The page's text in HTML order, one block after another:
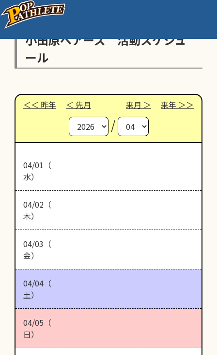
小田原ベアーズ 活動スケジュ
ール
昨年 先月 来月 来年
/
04/01（
水）
04/02（
木）
04/03（
金）
04/04（
土）
04/05（
日）